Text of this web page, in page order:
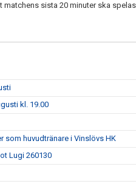
sista 20 minuter ska
kl. 19.00
huvudtränare i Vinslövs HK
Lugi 260130